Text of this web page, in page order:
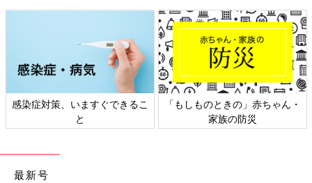
しものときの」赤ちゃん・
家族の防災
日本外来小児科学会リーフレッ
ト検討会
六
最新号